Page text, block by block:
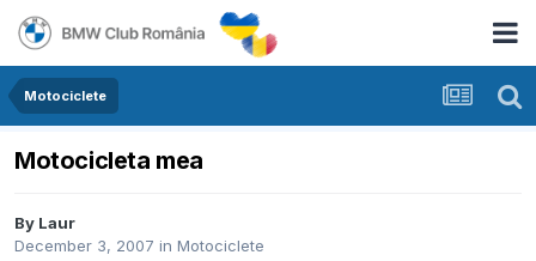
Motociclete
Motocicleta mea
By Laur
December 3, 2007 in Motociclete